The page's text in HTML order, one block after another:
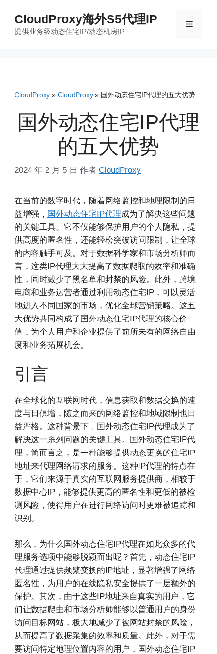
CloudProxy海外S5代理IP
提供业务级动态住宅IP/动态机房IP
菜
CloudProxy » CloudProxy » 国外动态住宅IP代理的五大优势
国外动态住宅IP代理
的五大优势
2024 年 2 月 5 日 作者 CloudProxy
在当前的数字时代，随着网络监控和地理限制的日
益增强， 国外动态住宅IP代理成为了解决这些问题
的关键工具。它不仅能够保护用户的个人隐私，提
供高度的匿名性，还能轻松突破访问限制，让全球
的内容触手可及。对于数据科学家和市场分析师而
言，这类IP代理大大提高了数据爬取的效率和准确
性，同时减少了黑名单和封禁的风险。此外，跨境
电商和业务运营者通过利用动态住宅IP，可以灵活
地进入不同国家的市场，优化全球营销策略。这五
大优势共同构成了国外动态住宅IP代理的核心价
值，为个人用户和企业提供了前所未有的网络自由
度和业务拓展机会。
引言
在全球化的互联网时代，信息获取和数据交换的速
度与日俱增，随之而来的网络监控和地域限制也日
益严格。这种背景下，国外动态住宅IP代理成为了
解决这一系列问题的关键工具。国外动态住宅IP代
理，简而言之，是一种能够提供动态更换的住宅IP
地址来代理网络请求的服务。这种IP代理的特点在
于，它们来源于真实的互联网服务提供商，相较于
数据中心IP，能够提供更高的匿名性和更低的被检
测风险，使得用户在进行网络访问时更难被追踪和
识别。
那么，为什么国外动态住宅IP代理在如此众多的代
理服务选项中能够脱颖而出呢？首先，动态住宅IP
代理通过提供频繁变换的IP地址，显著增强了网络
匿名性，为用户的在线隐私安全提供了一层额外的
保护。其次，由于这些IP地址来自真实的用户，它
们让数据爬虫和市场分析师能够以普通用户的身份
访问目标网站，极大地减少了被网站封禁的风险，
从而提高了数据采集的效率和质量。此外，对于需
要访问特定地理位置内容的用户，国外动态住宅IP